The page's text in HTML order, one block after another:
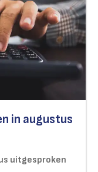
in augustus
uitgesproken